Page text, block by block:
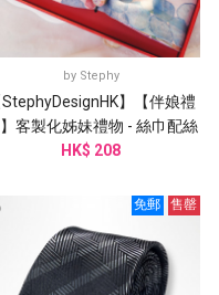
by Stephy
StephyDesignHK】【伴娘禮
客製化姊妹禮物 - 絲巾配絲
巾扣 /婚禮姊妹團邀請
HK$ 208
免郵 售罄